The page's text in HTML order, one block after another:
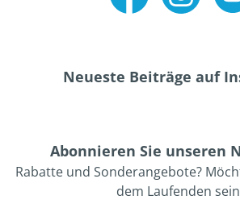
Neueste Beiträge auf
Abonnieren Sie unseren
Rabatte und Sonderangebote?
dem Laufenden